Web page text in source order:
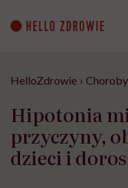
content
HelloZdrowie › Choroby
Hipotonia
przyczyny,
dzieci i